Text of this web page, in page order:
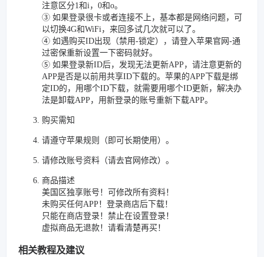
注意区分1和i，0和o。
③ 如果登录很卡或者连接不上，基本都是网络问题，可
以切换4G和WiFi，来回多试几次就可以了。
④ 如遇购买ID出现（禁用-锁定），请登入苹果官网-通
过密保重新设置一下密码就好。
⑤ 如果登录新ID后，发现无法更新APP，请注意更新的
APP是否是以前用共享ID下载的。苹果的APP下载是绑
定ID的，用哪个ID下载，就需要用哪个ID更新，解决办
法是卸载APP，用新登录的账号重新下载APP。
购买需知
请遵守苹果规则（即可长期使用）。
请修改账号资料（请去官网修改）。
商品描述
美国区独享账号！可修改所有资料！
未购买任何APP！登录商店后下载！
只能在商店登录！禁止在设置登录！
虚拟商品无退款！请看清楚再买！
相关教程及建议